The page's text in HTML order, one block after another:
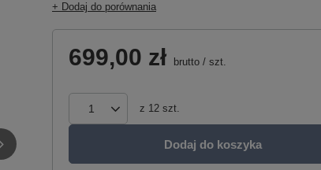
+ Dodaj do porównania
699,00 zł brutto / szt.
z 12 szt.
Dodaj do koszyka